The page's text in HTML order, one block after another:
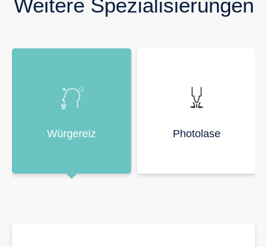
Weitere Spezialisierungen
Würgereiz Photolase